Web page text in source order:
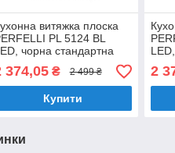
витяжка плоска
PL 5124 BL
чорна стандартна
витяжка на кухню
навісну шафу, 50 см
374,05₴ 2 499 ₴
Купити
під
2